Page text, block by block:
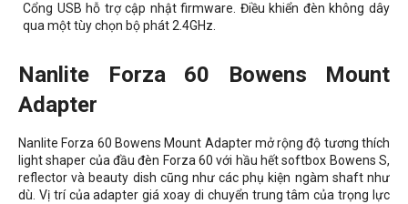
Cổng USB hỗ trợ cập nhật firmware. Điều khiển đèn không dây
qua một tùy chọn bộ phát 2.4GHz.
Nanlite Forza 60 Bowens Mount
Adapter
Nanlite Forza 60 Bowens Mount Adapter mở rộng độ tương thích
light shaper của đầu đèn Forza 60 với hầu hết softbox Bowens S,
reflector và beauty dish cũng như các phụ kiện ngàm shaft như
dù. Vị trí của adapter giá xoay di chuyển trung tâm của trọng lực